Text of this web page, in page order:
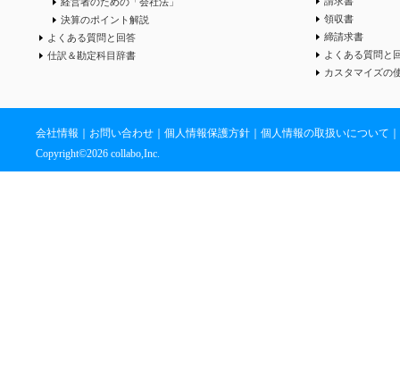
決算のポイント解説
よくある質問と回答
仕訳＆勘定科目辞書
領収書
締請求書
よくある質問と
カスタマイズの
会社情報 ｜ お問い合わせ ｜ 個人情報保護方針 ｜ 個人情報の取扱いについて ｜
Copyright©2026 collabo,Inc.